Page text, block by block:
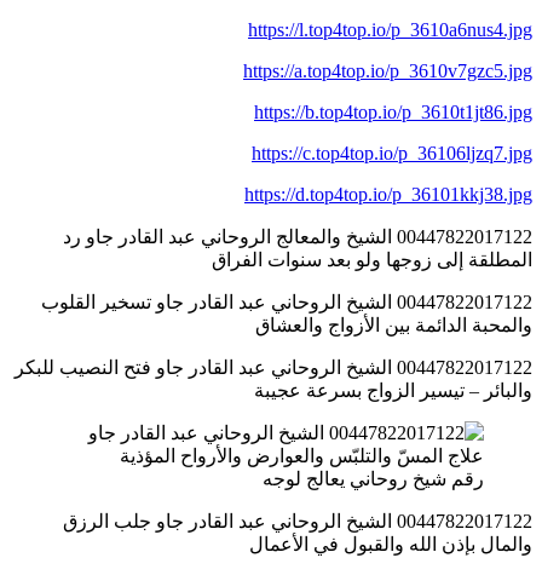
https://l.top4top.io/p_3610a6nus4.jpg
https://a.top4top.io/p_3610v7gzc5.jpg
https://b.top4top.io/p_3610t1jt86.jpg
https://c.top4top.io/p_36106ljzq7.jpg
https://d.top4top.io/p_36101kkj38.jpg
00447822017122 الشيخ والمعالج الروحاني عبد القادر جاو رد
المطلقة إلى زوجها ولو بعد سنوات الفراق
00447822017122 الشيخ الروحاني عبد القادر جاو تسخير القلوب
والمحبة الدائمة بين الأزواج والعشاق
00447822017122 الشيخ الروحاني عبد القادر جاو فتح النصيب للبكر
والبائر – تيسير الزواج بسرعة عجيبة
رقم شيخ روحاني يعالج لوجه
00447822017122 الشيخ الروحاني عبد القادر جاو جلب الرزق
والمال بإذن الله والقبول في الأعمال